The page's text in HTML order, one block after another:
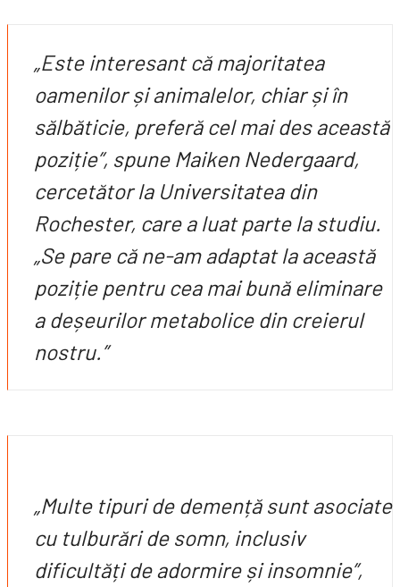
„Este interesant că majoritatea
oamenilor și animalelor, chiar și în
sălbăticie, preferă cel mai des această
poziție”, spune Maiken Nedergaard,
cercetător la Universitatea din
Rochester, care a luat parte la studiu.
„Se pare că ne-am adaptat la această
poziție pentru cea mai bună eliminare
a deșeurilor metabolice din creierul
nostru.”
„Multe tipuri de demență sunt asociate
cu tulburări de somn, inclusiv
dificultăți de adormire și insomnie”,